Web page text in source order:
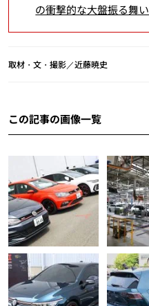
の衝撃的な大盤振る舞い
取材・文・撮影／近藤暁史
この記事の画像一覧